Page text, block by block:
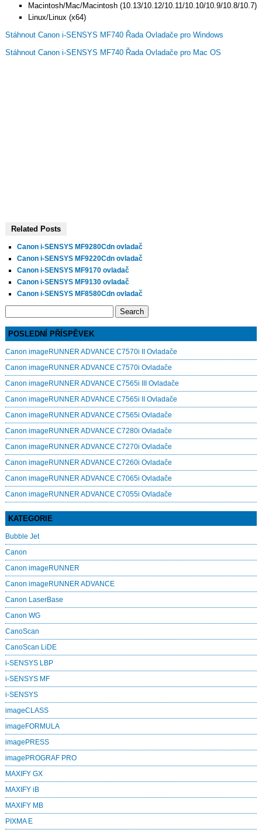
Macintosh/Mac/Macintosh (10.13/10.12/10.11/10.10/10.9/10.8/10.7)
Linux/Linux (x64)
Stáhnout Canon i-SENSYS MF740 Řada Ovladače pro Windows
Stáhnout Canon i-SENSYS MF740 Řada Ovladače pro Mac OS
Related Posts
Canon i-SENSYS MF9280Cdn ovladač
Canon i-SENSYS MF9220Cdn ovladač
Canon i-SENSYS MF9170 ovladač
Canon i-SENSYS MF9130 ovladač
Canon i-SENSYS MF8580Cdn ovladač
POSLEDNÍ PŘÍSPĚVEK
Canon imageRUNNER ADVANCE C7570i II Ovladače
Canon imageRUNNER ADVANCE C7570i Ovladače
Canon imageRUNNER ADVANCE C7565i III Ovladače
Canon imageRUNNER ADVANCE C7565i II Ovladače
Canon imageRUNNER ADVANCE C7565i Ovladače
Canon imageRUNNER ADVANCE C7280i Ovladače
Canon imageRUNNER ADVANCE C7270i Ovladače
Canon imageRUNNER ADVANCE C7260i Ovladače
Canon imageRUNNER ADVANCE C7065i Ovladače
Canon imageRUNNER ADVANCE C7055i Ovladače
KATEGORIE
Bubble Jet
Canon
Canon imageRUNNER
Canon imageRUNNER ADVANCE
Canon LaserBase
Canon WG
CanoScan
CanoScan LiDE
i-SENSYS LBP
i-SENSYS MF
i‑SENSYS
imageCLASS
imageFORMULA
imagePRESS
imagePROGRAF PRO
MAXIFY GX
MAXIFY iB
MAXIFY MB
PIXMA E